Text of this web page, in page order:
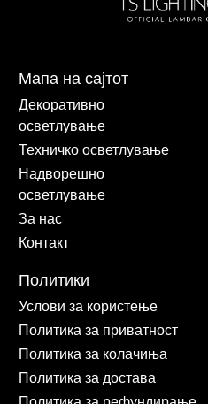
Мапа на сајтот
Декоративно
осветлување
Техничко осветлување
Надворешно
осветлување
За нас
Контакт
Политики
Услови за користење
Политика за приватност
Политика за колачиња
Политика за достава